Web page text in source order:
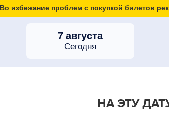
Во избежание проблем с покупкой билетов
7 августа
Сегодня
НА ЭТУ